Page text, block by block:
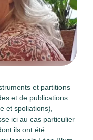
et partitions
et de publications
et spoliations),
ici au cas particulier
ils ont été